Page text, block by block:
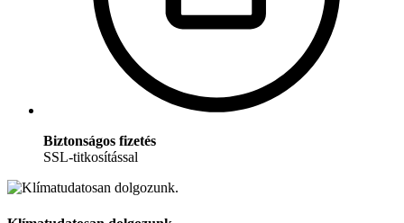
Biztonságos fizetés
SSL-titkosítással